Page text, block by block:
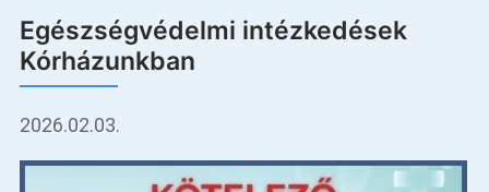
Egészségvédelmi intézkedések
Kórházunkban
2026.02.03.